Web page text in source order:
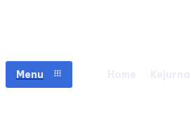
Menu